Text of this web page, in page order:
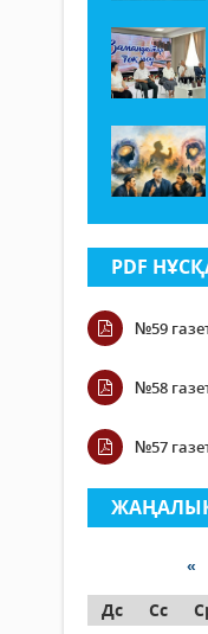
PDF
№59
№58
№57
«
Дс
Сс